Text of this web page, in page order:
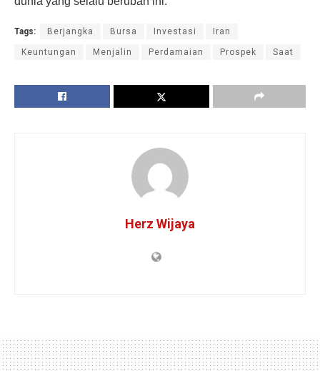
Tags: Berjangka Bursa Investasi Iran
Keuntungan Menjalin Perdamaian Prospek Saat
Herz Wijaya